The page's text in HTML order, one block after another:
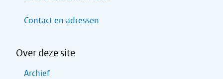
Contact en adressen
Over deze site
Archief